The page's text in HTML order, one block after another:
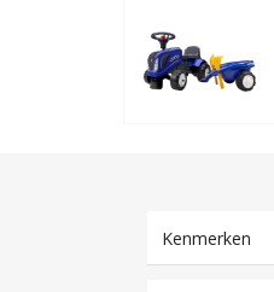
Kenmerken